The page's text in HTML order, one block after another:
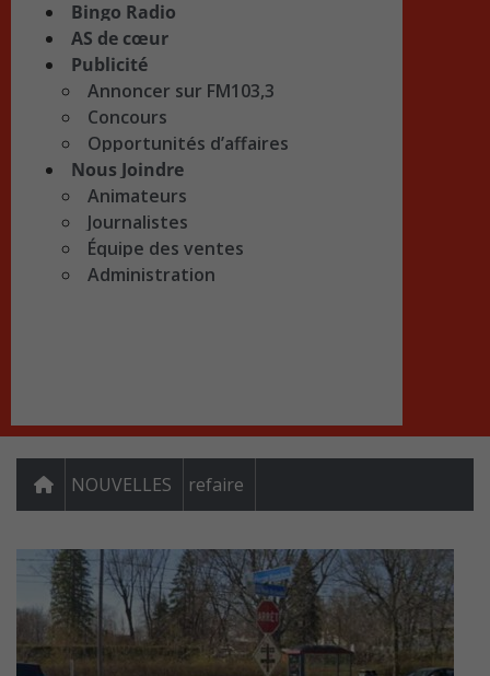
Bingo Radio
AS de cœur
Publicité
Annoncer sur FM103,3
Concours
Opportunités d’affaires
Nous Joindre
Animateurs
Journalistes
Équipe des ventes
Administration
NOUVELLES refaire